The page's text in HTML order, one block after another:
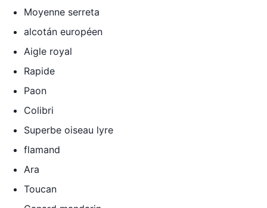
Moyenne serreta
alcotán européen
Aigle royal
Rapide
Paon
Colibri
Superbe oiseau lyre
flamand
Ara
Toucan